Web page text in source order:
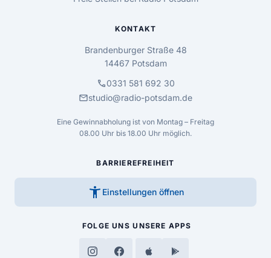
KONTAKT
Brandenburger Straße 48
14467 Potsdam
call0331 581 692 30
mailstudio@radio-potsdam.de
Eine Gewinnabholung ist von Montag – Freitag
08.00 Uhr bis 18.00 Uhr möglich.
BARRIEREFREIHEIT
accessibility_new Einstellungen öffnen
FOLGE UNS UNSERE APPS